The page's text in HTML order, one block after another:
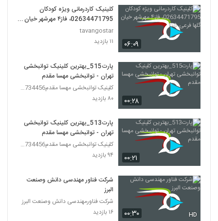
۰۶:۰۹
کلینیک کاردرمانی ویژه کودکان
02634471795، فاز۴ مهرشهر خیان
گلها فرعی ۴۰۵
tavangostar
۱۱ بازدید
۰۰:۲۸
پارت515_بهترین کلینیک توانبخشی
تهران - توانبخشی مهسا مقدم
کلینیک توانبخشی مهسا مقدم09357734456
۸۰ بازدید
۰۰:۲۱
پارت513_بهترین کلینیک توانبخشی
تهران - توانبخشی مهسا مقدم
کلینیک توانبخشی مهسا مقدم09357734456
۹۴ بازدید
۰۰:۳۰ HD
شرکت فناور مهندسی دانش وصنعت
البرز
شرکت فناورمهندسی دانش وصنعت البرز
۱۶ بازدید